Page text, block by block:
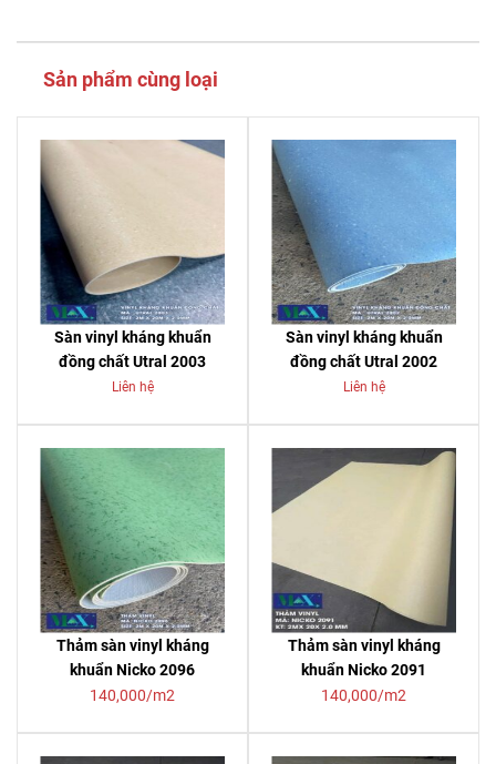
Sản phẩm cùng loại
Sàn vinyl kháng khuẩn
đồng chất Utral 2003
Liên hệ
Sàn vinyl kháng khuẩn
đồng chất Utral 2002
Liên hệ
Thảm sàn vinyl kháng
khuẩn Nicko 2096
140,000/m2
Thảm sàn vinyl kháng
khuẩn Nicko 2091
140,000/m2